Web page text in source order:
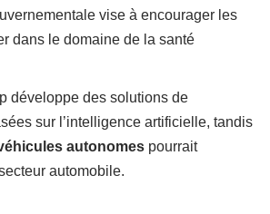
vise à encourager les
dans le domaine de la santé
développe des solutions de
sur l’intelligence artificielle, tandis
autonomes pourrait
automobile.